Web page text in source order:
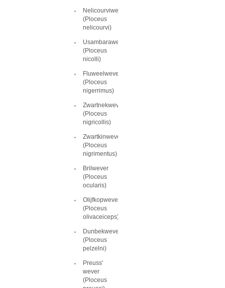
Nelicourviwever
(Ploceus
nelicourvi)
Usambarawever
(Ploceus
nicolli)
Fluweelwever
(Ploceus
nigerrimus)
Zwartnekwever
(Ploceus
nigricollis)
Zwartkinwever
(Ploceus
nigrimentus)
Brilwever
(Ploceus
ocularis)
Olijfkopwever
(Ploceus
olivaceiceps)
Dunbekwever
(Ploceus
pelzelni)
Preuss'
wever
(Ploceus